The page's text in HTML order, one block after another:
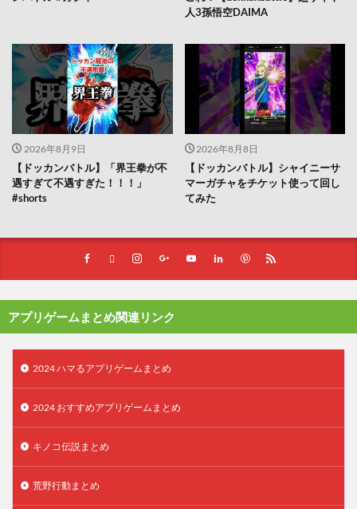
人3孫悟空DAIMA
2026年8月9日
【ドッカンバトル】「界王拳が不
遇すぎて不遇すぎた！！！」
#shorts
2026年8月8日
【ドッカンバトル】シャイニーサ
マーガチャをチケット使って回し
てみた
アプリゲームまとめ関連リンク
2024 ハマるアプリゲームまとめ
2024 おすすめアプリゲームまとめ
キノコ伝説まとめ
荒野行動まとめ